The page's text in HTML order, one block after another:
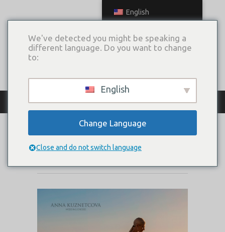
КАТАЛОГ ПЛАТЬЕВ
КОЛОМБ
English
We've detected you might be speaking a
different language. Do you want to change
to:
English
Change Language
Close and do not switch language